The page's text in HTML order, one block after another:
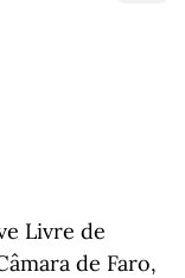
Livre de
de Faro,